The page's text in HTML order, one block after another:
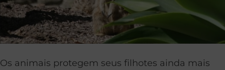
Os animais protegem seus filhotes ainda mais